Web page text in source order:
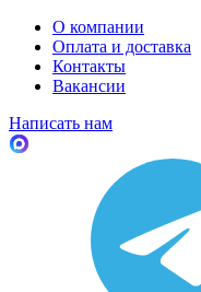
О компании
Оплата и доставка
Контакты
Вакансии
Написать нам